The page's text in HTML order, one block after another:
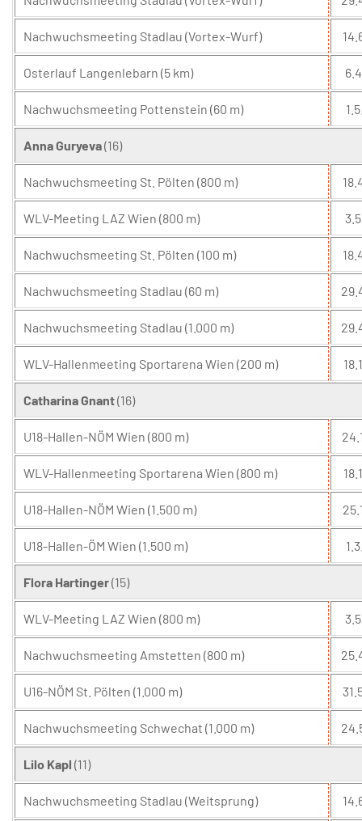
Nachwuchsmeeting Stadlau (Vortex-Wurf)
Osterlauf Langenlebarn (5 km)
Nachwuchsmeeting Pottenstein (60 m)
Anna Guryeva(16)
Nachwuchsmeeting St. Pölten (800 m)
WLV-Meeting LAZ Wien (800 m)
Nachwuchsmeeting St. Pölten (100 m)
Nachwuchsmeeting Stadlau (60 m)
Nachwuchsmeeting Stadlau (1.000 m)
WLV-Hallenmeeting Sportarena Wien (200 m)
Catharina Gnant(16)
U18-Hallen-NÖM Wien (800 m)
WLV-Hallenmeeting Sportarena Wien (800 m)
U18-Hallen-NÖM Wien (1.500 m)
U18-Hallen-ÖM Wien (1.500 m)
Flora Hartinger(15)
WLV-Meeting LAZ Wien (800 m)
Nachwuchsmeeting Amstetten (800 m)
U16-NÖM St. Pölten (1.000 m)
Nachwuchsmeeting Schwechat (1.000 m)
Lilo Kapl (11)
Nachwuchsmeeting Stadlau (Weitsprung)